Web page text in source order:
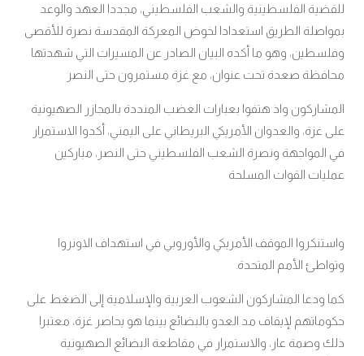
للقضية الفلسطينية والشعب الفلسطيني، مجددا العهد والوعد
بمواصلة الطريق استعدادا لخوض المعركة المقدسة نصرة للأقصى
وفلسطين، وهو ما أكده البيان الصادر عن المسيرات التي شهدتها
محافظة صعدة تحت عنوان، مع غزة مستمرون حتى النصر
المشاركون واذ هتفوا بعبارات الغضب المنددة بالمجازر الصهيونية
على غزة، والعدوان الأمريكي البريطاني على اليمني، أكدوا الاستمرار
في المواجهة ونصرة الشعب الفلسطيني حتى النصر، مباركين
عمليات القوات المسلحة
واستنكروا الموقف الأمريكي والأوروبي في استهداف الاونروا
وتواطئ الأمم المتحدة
كما ودعا المشاركون الشعوب العربية والإسلامية إلى الضغط على
حكوماتهم لإيقاف مد العدو بالبضائع بينما هو يحاصر غزة، معتبرا
ذلك وصمة عار، والاستمرار في مقاطعة البضائع الصهيونية